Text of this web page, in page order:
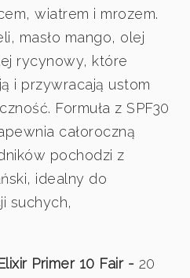
wiatrem i mrozem.
masło mango, olej
rycynowy, które
i przywracają ustom
Formuła z SPF30
całoroczną
pochodzi z
idealny do
suchych,
Primer 10 Fair - 20